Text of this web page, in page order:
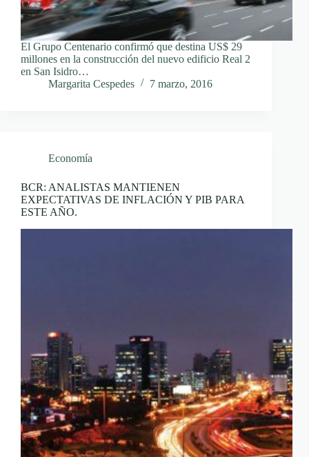
El Grupo Centenario confirmó que destina US$ 29
millones en la construcción del nuevo edificio Real 2
en San Isidro…
Margarita Cespedes
7 marzo, 2016
Economía
BCR: ANALISTAS MANTIENEN
EXPECTATIVAS DE INFLACIÓN Y PIB PARA
ESTE AÑO.